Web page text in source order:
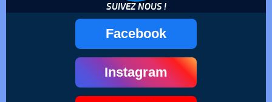
SUIVEZ NOUS !
Facebook
Instagram